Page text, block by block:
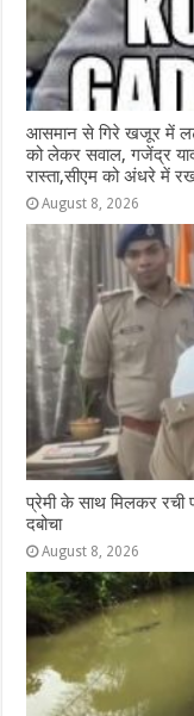
आसमान से गिरे खजूर में
को लेकर सवाल, गजेंद्र
रास्ता,सीएम को अंधरे में
August 8, 2026
प्रेमी के साथ मिलकर रची
दबोचा
August 8, 2026